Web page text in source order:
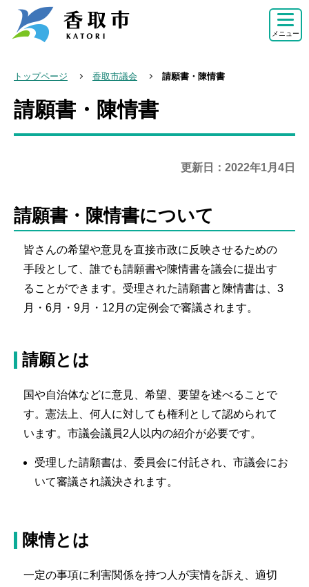
メニュー
トップページ 香取市議会 請願書・陳情書
本
請願書・陳情書
更新日：2022年1月4日
請願書・陳情書について
皆さんの希望や意見を直接市政に反映させるための
手段として、誰でも請願書や陳情書を議会に提出す
ることができます。受理された請願書と陳情書は、3
月・6月・9月・12月の定例会で審議されます。
請願とは
国や自治体などに意見、希望、要望を述べることで
す。憲法上、何人に対しても権利として認められて
います。市議会議員2人以内の紹介が必要です。
受理した請願書は、委員会に付託され、市議会にお
いて審議され議決されます。
陳情とは
一定の事項に利害関係を持つ人が実情を訴え、適切